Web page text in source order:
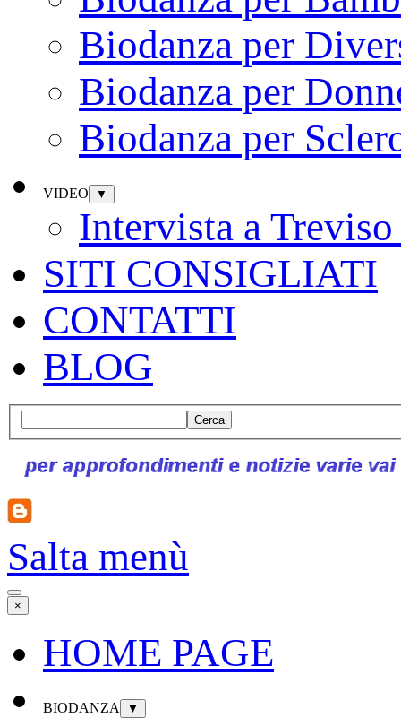
Biodanza per
Biodanza per
Biodanza per
VIDEO ▼
Intervista a
SITI CONSIGLIATI
CONTATTI
BLOG
Cerca
Salta menù
×
HOME PAGE
BIODANZA ▼